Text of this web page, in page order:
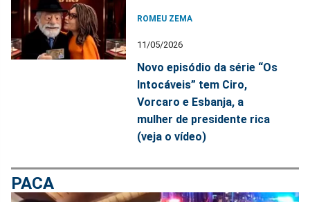
ROMEU ZEMA
11/05/2026
Novo episódio da série “Os
Intocáveis” tem Ciro,
Vorcaro e Esbanja, a
mulher de presidente rica
(veja o vídeo)
PACA